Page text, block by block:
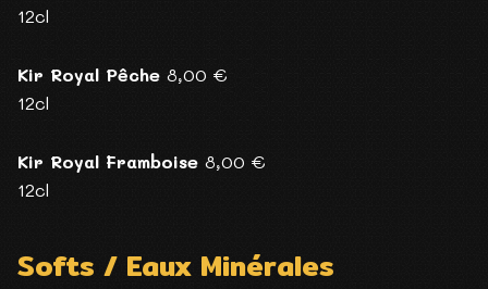
12cl
Kir Royal Pêche 8,00 €
12cl
Kir Royal Framboise 8,00 €
12cl
Softs / Eaux Minérales